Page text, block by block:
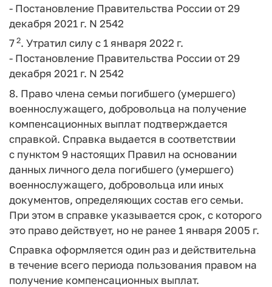
- Постановление Правительства России от 29
декабря 2021 г. N 2542
7 2. Утратил силу с 1 января 2022 г.
- Постановление Правительства России от 29
декабря 2021 г. N 2542
8. Право члена семьи погибшего (умершего)
военнослужащего, добровольца на получение
компенсационных выплат подтверждается
справкой. Справка выдается в соответствии
с пунктом 9 настоящих Правил на основании
данных личного дела погибшего (умершего)
военнослужащего, добровольца или иных
документов, определяющих состав его семьи.
При этом в справке указывается срок, с которого
это право действует, но не ранее 1 января 2005 г.
Справка оформляется один раз и действительна
в течение всего периода пользования правом на
получение компенсационных выплат.